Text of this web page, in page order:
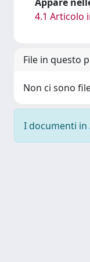
4.1 Articolo
File in questo
Non ci sono
I documenti in